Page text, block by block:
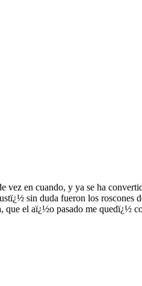
en cuando, y ya se ha
sin duda fueron los roscones
que el aï¿½o pasado me quedï¿½